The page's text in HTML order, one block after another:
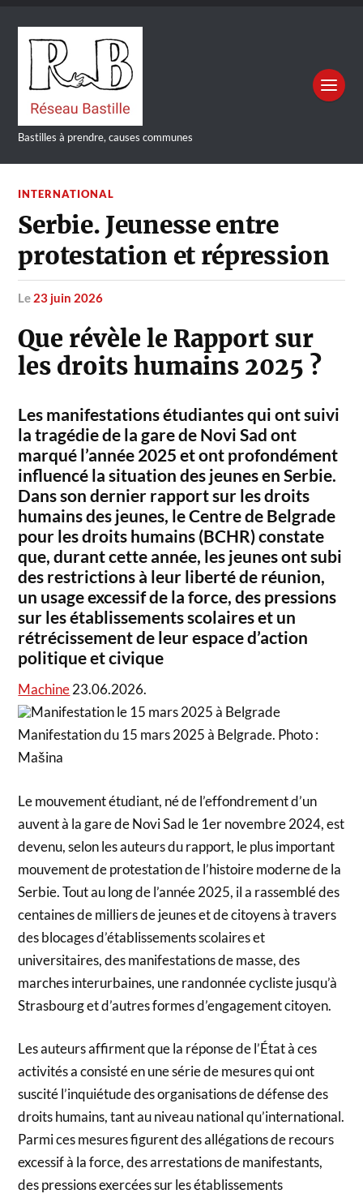
Bastilles à prendre, causes communes
INTERNATIONAL
Serbie. Jeunesse entre
protestation et répression
le 23 juin 2026
Que révèle le Rapport sur
les droits humains 2025 ?
Les manifestations étudiantes qui ont suivi
la tragédie de la gare de Novi Sad ont
marqué l’année 2025 et ont profondément
influencé la situation des jeunes en Serbie.
Dans son dernier rapport sur les droits
humains des jeunes, le Centre de Belgrade
pour les droits humains (BCHR) constate
que, durant cette année, les jeunes ont subi
des restrictions à leur liberté de réunion,
un usage excessif de la force, des pressions
sur les établissements scolaires et un
rétrécissement de leur espace d’action
politique et civique
Machine23.06.2026.
Manifestation du 15 mars 2025 à Belgrade. Photo :
Mašina
Le mouvement étudiant, né de l’effondrement d’un
auvent à la gare de Novi Sad le 1er novembre 2024, est
devenu, selon les auteurs du rapport, le plus important
mouvement de protestation de l’histoire moderne de la
Serbie. Tout au long de l’année 2025, il a rassemblé des
centaines de milliers de jeunes et de citoyens à travers
des blocages d’établissements scolaires et
universitaires, des manifestations de masse, des
marches interurbaines, une randonnée cycliste jusqu’à
Strasbourg et d’autres formes d’engagement citoyen.
Les auteurs affirment que la réponse de l’État à ces
activités a consisté en une série de mesures qui ont
suscité l’inquiétude des organisations de défense des
droits humains, tant au niveau national qu’international.
Parmi ces mesures figurent des allégations de recours
excessif à la force, des arrestations de manifestants,
des pressions exercées sur les établissements